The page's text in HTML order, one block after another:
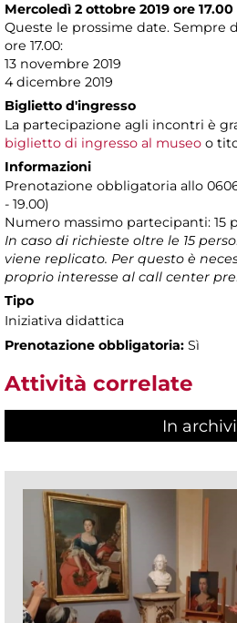
Mercoledì 2 ottobre 2019 ore 17.00
Queste le prossime date. Sempre
ore 17.00:
13 novembre 2019
4 dicembre 2019
Biglietto d'ingresso
La partecipazione agli incontri è
biglietto di ingresso al museo o
Informazioni
Prenotazione obbligatoria allo
- 19.00)
Numero massimo partecipanti: 15
In caso di richieste oltre le 15
viene replicato. Per questo è
proprio interesse al call center
Tipo
Iniziativa didattica
Prenotazione obbligatoria: Sì
Attività correlate
In